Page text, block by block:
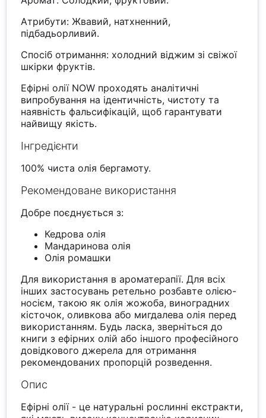
Атрибути: Жвавий, натхненний,
підбадьорливий.
Спосіб отримання: холодний віджим зі свіжої
шкірки фруктів.
Ефірні олії NOW проходять аналітичні
випробування на ідентичність, чистоту та
наявність фальсифікацій, щоб гарантувати
найвищу якість.
Інгредієнти
100% чиста олія бергамоту.
Рекомендоване використання
Добре поєднується з:
Кедрова олія
Мандаринова олія
Олія ромашки
Для використання в ароматерапії. Для всіх
інших застосувань ретельно розбавте олією-
носієм, такою як олія жожоба, виноградних
кісточок, оливкова або мигдалева олія перед
використанням. Будь ласка, зверніться до
книги з ефірних олій або іншого професійного
довідкового джерела для отримання
рекомендованих пропорцій розведення.
Опис
Ефірні олії - це натуральні рослинні екстракти,